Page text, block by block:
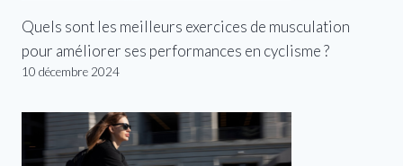
Quels sont les meilleurs exercices de musculation
pour améliorer ses performances en cyclisme ?
10 décembre 2024